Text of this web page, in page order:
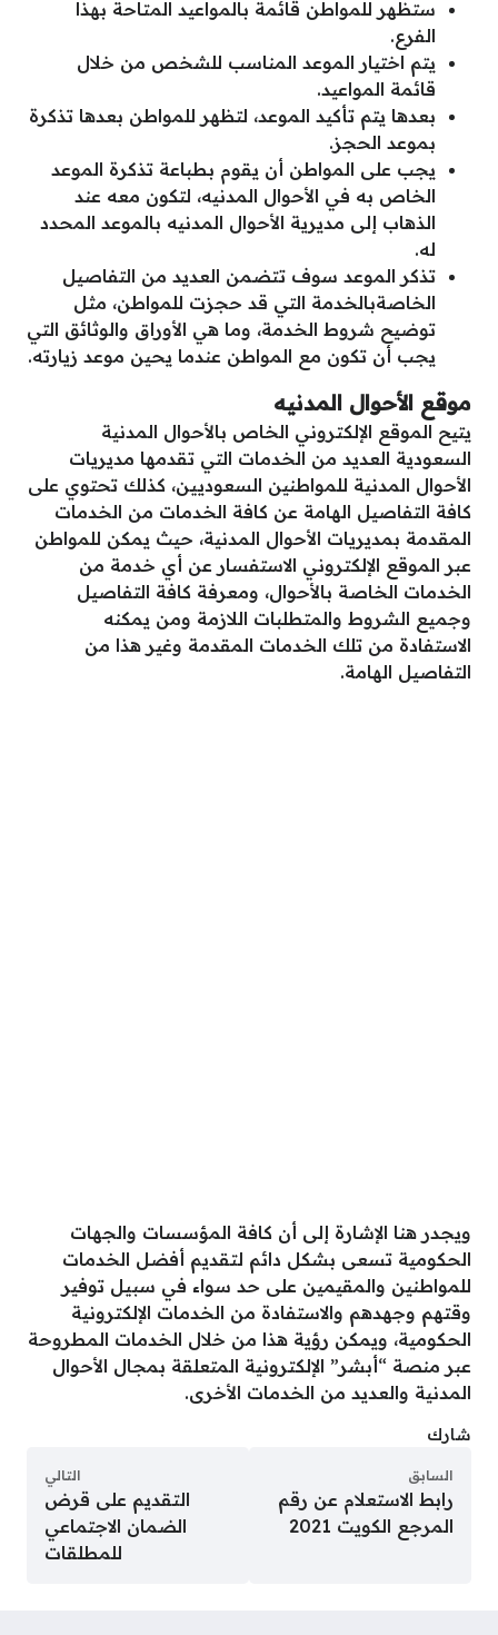
ستظهر للمواطن قائمة بالمواعيد المتاحة بهذا
الفرع.
يتم اختيار الموعد المناسب للشخص من خلال
قائمة المواعيد.
بعدها يتم تأكيد الموعد، لتظهر للمواطن بعدها تذكرة
بموعد الحجز.
يجب على المواطن أن يقوم بطباعة تذكرة الموعد
الخاص به في الأحوال المدنيه، لتكون معه عند
الذهاب إلى مديرية الأحوال المدنيه بالموعد المحدد
له.
تذكر الموعد سوف تتضمن العديد من التفاصيل
الخاصةبالخدمة التي قد حجزت للمواطن، مثل
توضيح شروط الخدمة، وما هي الأوراق والوثائق التي
يجب أن تكون مع المواطن عندما يحين موعد زيارته.
موقع الأحوال المدنيه
يتيح الموقع الإلكتروني الخاص بالأحوال المدنية
السعودية العديد من الخدمات التي تقدمها مديريات
الأحوال المدنية للمواطنين السعوديين، كذلك تحتوي على
كافة التفاصيل الهامة عن كافة الخدمات من الخدمات
المقدمة بمديريات الأحوال المدنية، حيث يمكن للمواطن
عبر الموقع الإلكتروني الاستفسار عن أي خدمة من
الخدمات الخاصة بالأحوال، ومعرفة كافة التفاصيل
وجميع الشروط والمتطلبات اللازمة ومن يمكنه
الاستفادة من تلك الخدمات المقدمة وغير هذا من
التفاصيل الهامة.
ويجدر هنا الإشارة إلى أن كافة المؤسسات والجهات
الحكومية تسعى بشكل دائم لتقديم أفضل الخدمات
للمواطنين والمقيمين على حد سواء في سبيل توفير
وقتهم وجهدهم والاستفادة من الخدمات الإلكترونية
الحكومية، ويمكن رؤية هذا من خلال الخدمات المطروحة
عبر منصة “أبشر” الإلكترونية المتعلقة بمجال الأحوال
المدنية والعديد من الخدمات الأخرى.
شارك
السابق
رابط الاستعلام عن رقم
المرجع الكويت 2021
التالي
التقديم على قرض
الضمان الاجتماعي
للمطلقات